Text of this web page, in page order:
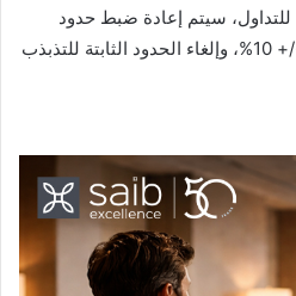
للتداول، سيتم إعادة ضبط حدود
التذبذب السعرية اليومية إلى -/+ 10%، وإلغاء الحدود الثابتة للتذبذب